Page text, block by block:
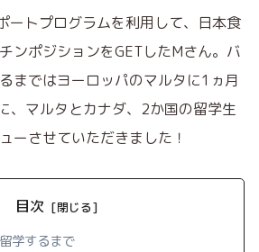
ートプログラムを利用して、日本食
ンポジションをGETしたMさん。バ
まではヨーロッパのマルタに1ヵ月
、マルタとカナダ、2か国の留学生
ーさせていただきました！
目次
学するまで